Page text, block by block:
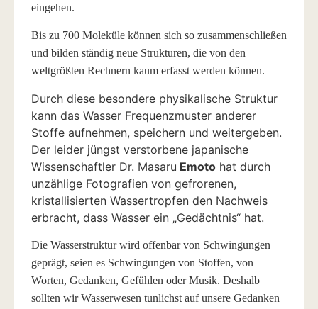
eingehen.
Bis zu 700 Moleküle können sich so zusammenschließen
und bilden ständig neue Strukturen, die von den
weltgrößten Rechnern kaum erfasst werden können.
Durch diese besondere physikalische Struktur
kann das Wasser Frequenzmuster anderer
Stoffe aufnehmen, speichern und weitergeben.
Der leider jüngst verstorbene japanische
Wissenschaftler Dr. Masaru Emoto hat durch
unzählige Fotografien von gefrorenen,
kristallisierten Wassertropfen den Nachweis
erbracht, dass Wasser ein „Gedächtnis“ hat.
Die Wasserstruktur wird offenbar von Schwingungen
geprägt, seien es Schwingungen von Stoffen, von
Worten, Gedanken, Gefühlen oder Musik. Deshalb
sollten wir Wasserwesen tunlichst auf unsere Gedanken